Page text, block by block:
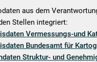
aus dem
Stellen integriert:
Vermessungs-und
Bundesamt für
Struktur- und